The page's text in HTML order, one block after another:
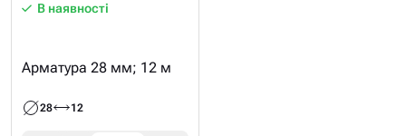
В наявності
Арматура 28 мм; 12 м
28 12